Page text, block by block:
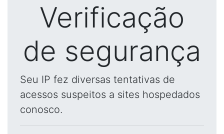
Verificação
de segurança
Seu IP fez diversas tentativas de
acessos suspeitos a sites hospedados
conosco.